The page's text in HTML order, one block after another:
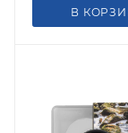
В